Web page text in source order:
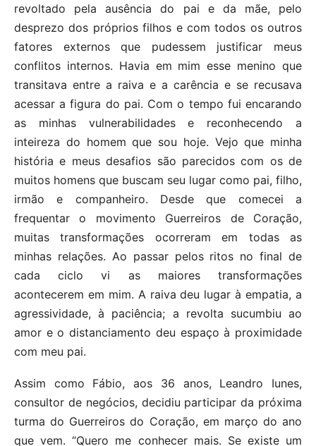
revoltado pela ausência do pai e da mãe, pelo
desprezo dos próprios filhos e com todos os outros
fatores externos que pudessem justificar meus
conflitos internos. Havia em mim esse menino que
transitava entre a raiva e a carência e se recusava
acessar a figura do pai. Com o tempo fui encarando
as minhas vulnerabilidades e reconhecendo a
inteireza do homem que sou hoje. Vejo que minha
história e meus desafios são parecidos com os de
muitos homens que buscam seu lugar como pai, filho,
irmão e companheiro. Desde que comecei a
frequentar o movimento Guerreiros de Coração,
muitas transformações ocorreram em todas as
minhas relações. Ao passar pelos ritos no final de
cada ciclo vi as maiores transformações
acontecerem em mim. A raiva deu lugar à empatia, a
agressividade, à paciência; a revolta sucumbiu ao
amor e o distanciamento deu espaço à proximidade
com meu pai.
Assim como Fábio, aos 36 anos, Leandro Iunes,
consultor de negócios, decidiu participar da próxima
turma do Guerreiros do Coração, em março do ano
que vem. “Quero me conhecer mais. Se existe um